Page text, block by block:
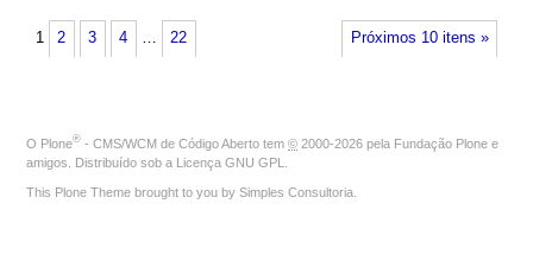
Próximos 10 itens »
1 2 3 4 … 22
O Plone® - CMS/WCM de Código Aberto tem © 2000-2026 pela Fundação Plone e
amigos. Distribuído sob a Licença GNU GPL
This Plone Theme brought to you by Simples Consultoria